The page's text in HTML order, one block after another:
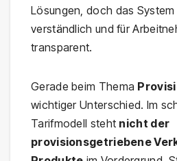
Lösungen, doch das
verständlich und für
transparent.
Gerade beim Thema
wichtiger Unterschied. Im
Tarifmodell steht nicht der
provisionsgetriebene